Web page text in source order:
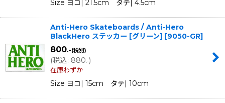
Size ヨコ| 21.5cm タテ| 4.5cm
Anti-Hero Skateboards / Anti-Hero
BlackHero ステッカー [グリーン] [9050-GR]
800.-(税別)
(税込: 880.-)
在庫わずか
Size ヨコ| 15cm タテ| 10cm